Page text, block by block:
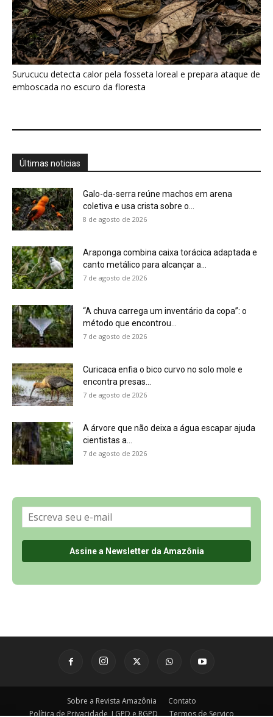
coletiva e usa crista sobre o...
8 de agosto de 2026
Araponga combina caixa torácica adaptada e
canto metálico para alcançar a...
7 de agosto de 2026
Curicaca enfia o bico curvo no solo mole e
7 de agosto de 2026
7 de agosto de 2026
Política de Privacidade, LGPD e RGPD
Últimas Notícias
🌎 Español
©